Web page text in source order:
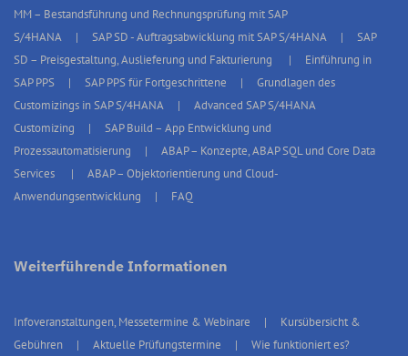
MM – Bestandsführung und Rechnungsprüfung mit SAP
S/4HANA
SAP SD - Auftragsabwicklung mit SAP S/4HANA
SAP
SD – Preisgestaltung, Auslieferung und Fakturierung
Einführung in
SAP PPS
SAP PPS für Fortgeschrittene
Grundlagen des
Customizings in SAP S/4HANA
Advanced SAP S/4HANA
Customizing
SAP Build – App Entwicklung und
Prozessautomatisierung
ABAP – Konzepte, ABAP SQL und Core Data
Services
ABAP – Objektorientierung und Cloud-
Anwendungsentwicklung
FAQ
Weiterführende Informationen
Infoveranstaltungen, Messetermine & Webinare
Kursübersicht &
Gebühren
Aktuelle Prüfungstermine Wie funktioniert es?